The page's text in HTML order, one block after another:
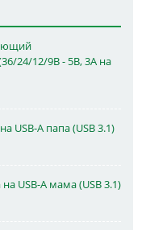
24/12/9В - 5В, 3А на
USB-A папа (USB 3.1)
USB-A мама (USB 3.1)